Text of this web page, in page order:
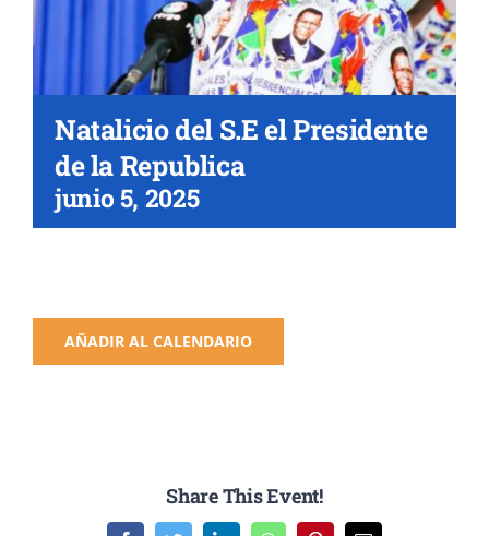
ACCESOS DIRECTOS
Natalicio del S.E el Presidente
de la Republica
junio 5, 2025
AÑADIR AL CALENDARIO
Share This Event!